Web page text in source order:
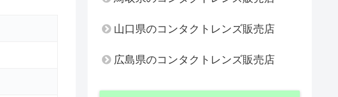
山口県のコンタクトレンズ販売店
広島県のコンタクトレンズ販売店